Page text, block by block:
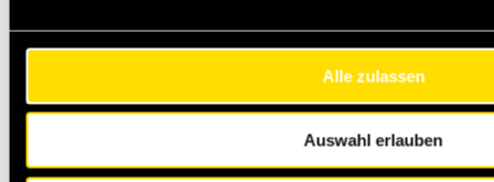
Alle zulassen
Auswahl erlauben